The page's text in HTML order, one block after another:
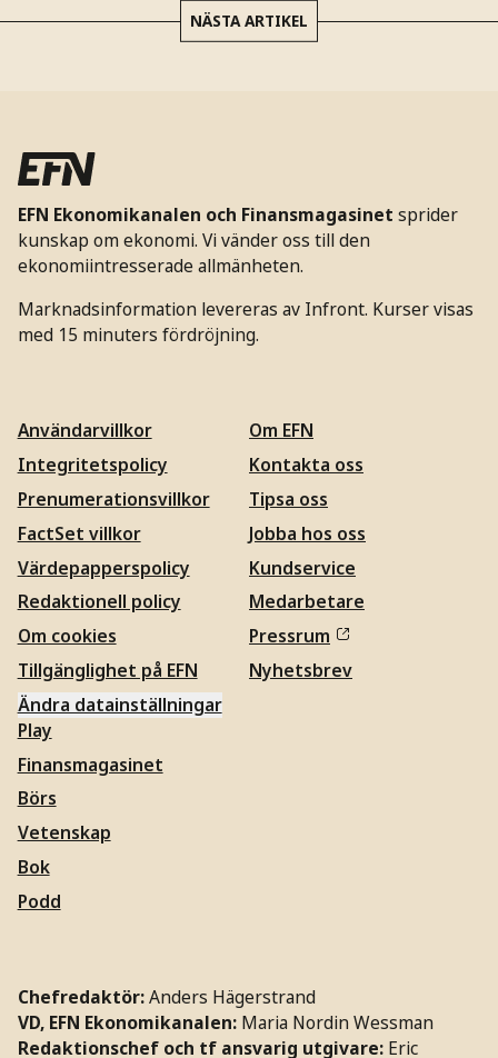
NÄSTA ARTIKEL
EFN Ekonomikanalen och Finansmagasinet sprider
kunskap om ekonomi. Vi vänder oss till den
ekonomiintresserade allmänheten.
Marknadsinformation levereras av Infront. Kurser visas
med 15 minuters fördröjning.
Användarvillkor
Integritetspolicy
Prenumerationsvillkor
FactSet villkor
Värdepapperspolicy
Redaktionell policy
Om cookies
Tillgänglighet på EFN
Ändra datainställningar
Om EFN
Kontakta oss
Tipsa oss
Jobba hos oss
Kundservice
Medarbetare
Pressrum
Nyhetsbrev
Play
Finansmagasinet
Börs
Vetenskap
Bok
Podd
Chefredaktör:Anders Hägerstrand
VD, EFN Ekonomikanalen: Maria Nordin Wessman
Redaktionschef och tf ansvarig utgivare: Eric